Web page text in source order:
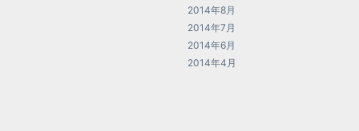
2014年8月
2014年7月
2014年6月
2014年4月